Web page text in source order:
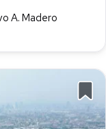
A. Madero